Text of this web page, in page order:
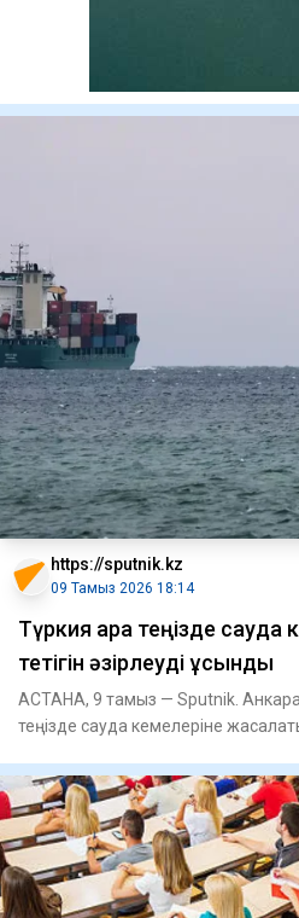
https://sputnik.kz
09 Тамыз 2026 18:14
Түркия Қара теңізде сауда
тетігін әзірлеуді ұсынды
АСТАНА, 9 тамыз — Sputnik. Анкара
теңізде сауда кемелеріне